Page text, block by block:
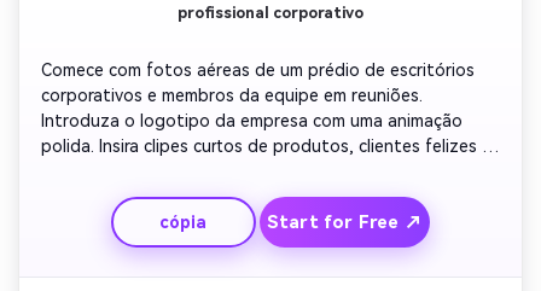
profissional corporativo
Comece com fotos aéreas de um prédio de escritórios
corporativos e membros da equipe em reuniões.
Introduza o logotipo da empresa com uma animação
polida. Insira clipes curtos de produtos, clientes felizes e
valores e realizações da empresa. Use elementos de
design formais, azuis ricos e tons dourados para uma
sensação premium. Conclua com uma declaração de
encerramento confiante e marca da marca.
cópia Start for Free ↗